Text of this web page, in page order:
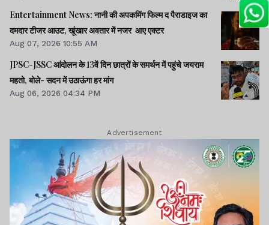
Entertainment News: नानी की अपकमिंग फिल्म द पैराडाइज का
दमदार टीजर आउट, खूंखार अवतार में नजर आए एक्टर
Aug 07, 2026 10:55 AM
JPSC-JSSC आंदोलन के 13वें दिन छात्रों के समर्थन में पहुंचे जयराम
महतो, बोले- सदन में उठाऊंगा हर मांग
Aug 06, 2026 04:34 PM
Advertisement